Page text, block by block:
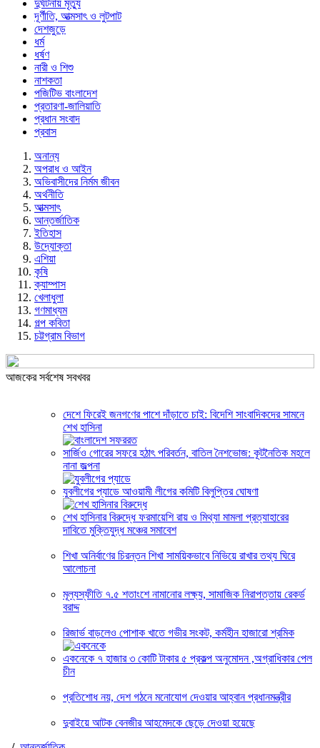
দুর্ঘটনায় মৃত্যু
দূর্ণীতি, আত্মসাৎ ও লুটপাট
দেশজুড়ে
ধর্ম
ধর্ষণ
নারী ও শিশু
নাশকতা
পজিটিভ বাংলাদেশ
প্রতারণা-জালিয়াতি
প্রধান সংবাদ
প্রবাস
অনান্য
অপরাধ ও আইন
অভিবাসীদের নির্মম জীবন
অর্থনীতি
আত্মসাৎ
আন্তর্জাতিক
ইতিহাস
উদ্যোক্তা
এশিয়া
কৃষি
ক্যাম্পাস
খেলাধুলা
গণমাধ্যম
গল্প ক‌বিতা
চট্টগ্রাম বিভাগ
আজকের সর্বশেষ সবখবর
দেশে ফিরেই জনগণের পাশে দাঁড়াতে চাই: বিদেশি সাংবাদিকদের সামনে
শেখ হাসিনা
সার্জিও গোরের সফরে হঠাৎ পরিবর্তন, বাতিল নৈশভোজ: কূটনৈতিক মহলে
নানা জল্পনা
যুবলীগের প্যাডে আওয়ামী লীগের কমিটি বিলুপ্তির ঘোষণা
শেখ হাসিনার বিরুদ্ধে ফরমায়েশি রায় ও মিথ্যা মামলা প্রত্যাহারের
দাবিতে মুক্তিযুদ্ধ মঞ্চের সমাবেশ
শিখা অনির্বাণের চিরন্তন শিখা সাময়িকভাবে নিভিয়ে রাখার তথ্য ঘিরে
আলোচনা
মূল্যস্ফীতি ৭.৫ শতাংশে নামানোর লক্ষ্য, সামাজিক নিরাপত্তায় রেকর্ড
বরাদ্দ
রিজার্ভ বাড়লেও পোশাক খাতে গভীর সংকট, কর্মহীন হাজারো শ্রমিক
একনেকে ৭ হাজার ৩ কোটি টাকার ৫ প্রকল্প অনুমোদন ,অগ্রাধিকার পেল
চীন
প্রতিশোধ নয়, দেশ গঠনে মনোযোগ দেওয়ার আহ্বান প্রধানমন্ত্রীর
দুবাইয়ে আটক বেনজীর আহমেদকে ছেড়ে দেওয়া হয়েছে